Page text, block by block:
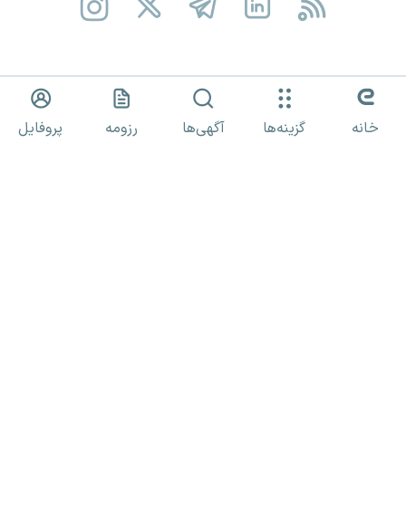
کارجـــویان
خانه گزینه‌ها آگهی‌ها رزومه پروفایل